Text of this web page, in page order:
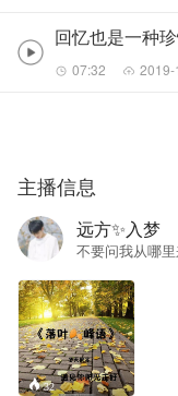
回忆也是一种
07:32 2019-
主播信息
远方✨入梦
不要问我从哪
32